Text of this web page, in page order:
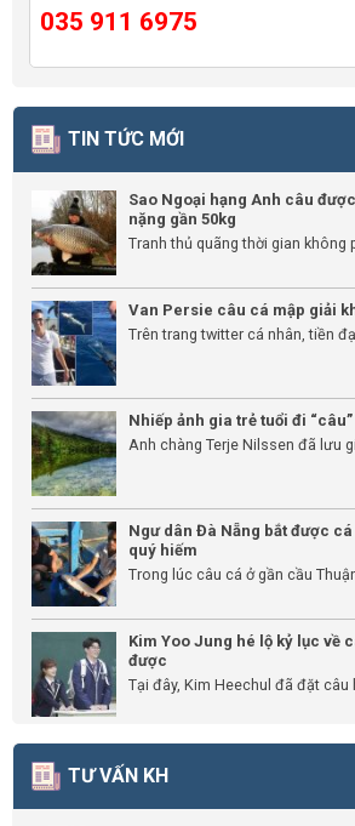
035 911 6975
TIN TỨC MỚI
Sao Ngoại hạng Anh câu
nặng gần 50kg
Tranh thủ quãng thời gian không
Van Persie câu cá mập giải
Trên trang twitter cá nhân, tiền
Nhiếp ảnh gia trẻ tuổi đi
Anh chàng Terje Nilssen đã lưu
Ngư dân Đà Nẵng bắt được
quý hiếm
Trong lúc câu cá ở gần cầu
Kim Yoo Jung hé lộ kỷ lục về
được
Tại đây, Kim Heechul đã đặt câu
TƯ VẤN KH